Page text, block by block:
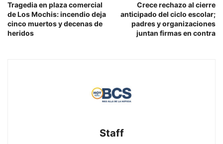
Tragedia en plaza comercial
de Los Mochis: incendio deja
cinco muertos y decenas de
heridos
Crece rechazo al cierre
anticipado del ciclo escolar;
padres y organizaciones
juntan firmas en contra
Staff